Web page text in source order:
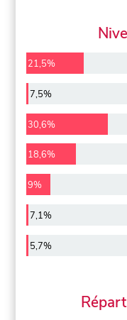
21,5%
7,5%
30,6%
18,6%
9%
7,1%
5,7%